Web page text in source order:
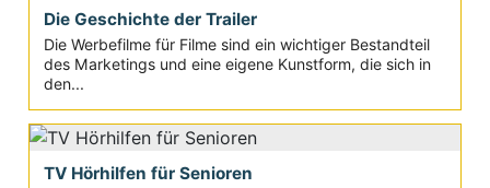
Die Geschichte der Trailer
Die Werbefilme für Filme sind ein wichtiger Bestandteil
des Marketings und eine eigene Kunstform, die sich in
den...
TV Hörhilfen für Senioren